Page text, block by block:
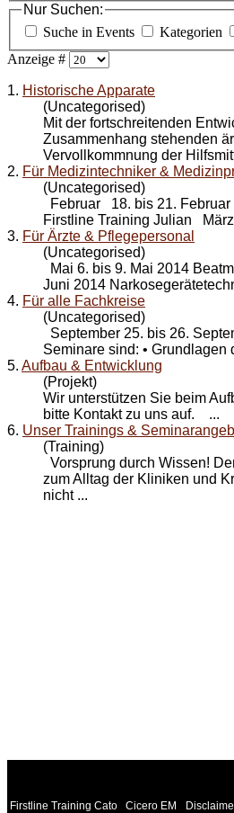
Nur Suchen:
Suche in Events
Kategorien
Anzeige #
1. Historische Apparate
(Uncategorised)
Mit der fortschreitenden
Zusammenhang stehenden
Vervollkommnung der
2. Für Medizintechniker &
(Uncategorised)
Februar 18. bis 21. Februar
Firstline Training Julian
3. Für Ärzte & Pflegepersonal
(Uncategorised)
Mai 6. bis 9. Mai 2014
Juni 2014
4. Für alle Fachkreise
(Uncategorised)
September 25. bis 26.
Seminare sind: • Grundlagen
5. Aufbau & Entwicklung
(Projekt)
Wir unterstützen Sie beim
bitte Kontakt zu uns auf. ...
6. Unser Trainings &
(Training)
Vorsprung durch Wissen!
zum Alltag der Kliniken und
nicht ...
Firstline Training Cato Cicero EM